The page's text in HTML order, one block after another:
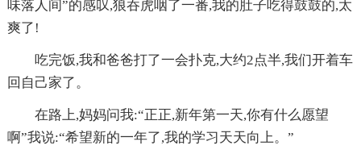
味落人间”的感叹,狼吞虎咽了一番,我的肚子吃得鼓鼓的,太
爽了!
吃完饭,我和爸爸打了一会扑克,大约2点半,我们开着车
回自己家了。
在路上,妈妈问我:“正正,新年第一天,你有什么愿望
啊”我说:“希望新的一年了,我的学习天天向上。”